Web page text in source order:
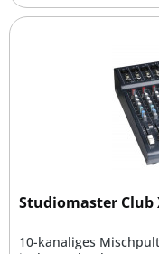
Studiomaster Club
10-kanaliges